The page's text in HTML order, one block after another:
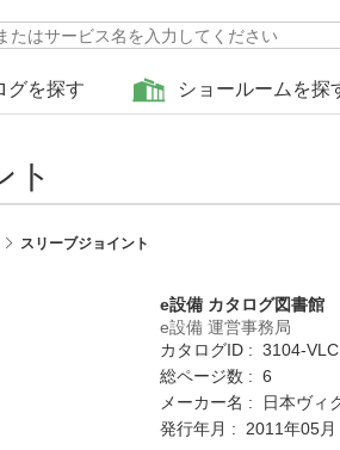
グを探す ショールームを探
ト
スリーブジョイント
e設備 カタログ図書館
e設備 運営事務局
カタログID : 3104-
総ページ数 : 6
メーカー名 : 日本ヴィ
発行年月 : 2011年05月